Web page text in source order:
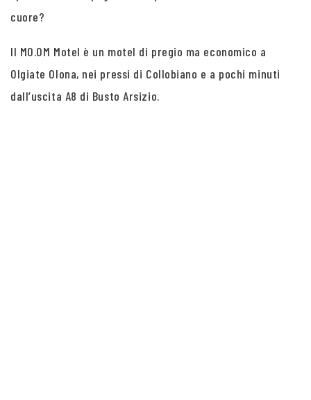
cuore?
Il MO.OM Motel è un motel di pregio ma economico a
Olgiate Olona, nei pressi di Collobiano e a pochi minuti
dall’uscita A8 di Busto Arsizio.